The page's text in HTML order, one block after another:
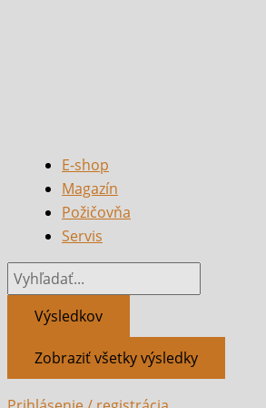
E-shop
Magazín
Požičovňa
Servis
Výsledkov
Zobraziť všetky výsledky